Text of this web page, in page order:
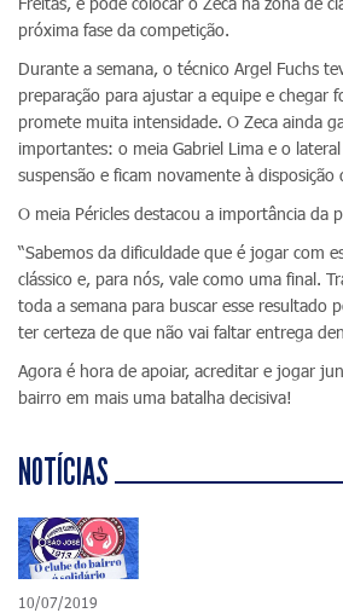
próxima fase da competição.
Durante a semana, o técnico Argel Fuchs
preparação para ajustar a equipe e chegar
promete muita intensidade. O Zeca ainda
importantes: o meia Gabriel Lima e o
suspensão e ficam novamente à disposição
O meia Péricles destacou a importância da
“Sabemos da dificuldade que é jogar com
clássico e, para nós, vale como uma final.
toda a semana para buscar esse resultado
ter certeza de que não vai faltar entrega
Agora é hora de apoiar, acreditar e jogar
bairro em mais uma batalha decisiva!
NOTÍCIAS
10/07/2019